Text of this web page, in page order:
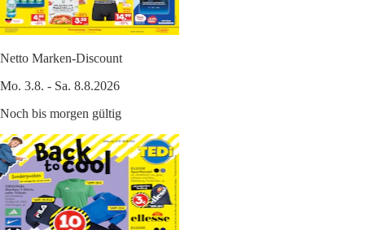
Netto Marken-Discount
Mo. 3.8. - Sa. 8.8.2026
Noch bis morgen gültig